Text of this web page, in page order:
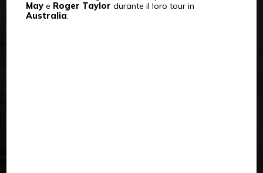
Maye Roger Taylor durante il loro tour in
Australia.